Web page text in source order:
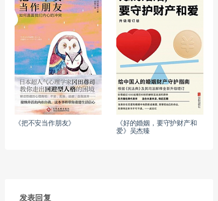
《把不安当作朋友》
《好的婚姻，要守护财产和
爱》吴杰臻
发表回复